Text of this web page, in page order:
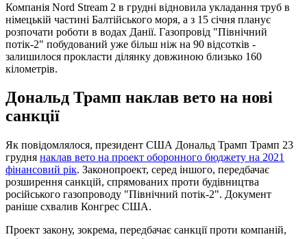
Компанія Nord Stream 2 в грудні відновила укладання труб в
німецькій частині Балтійського моря, а з 15 січня планує
розпочати роботи в водах Данії. Газопровід "Північний
потік-2" побудований уже більш ніж на 90 відсотків -
залишилося прокласти ділянку довжиною близько 160
кілометрів.
Дональд Трамп наклав вето на нові
санкції
Як повідомлялося, президент США Дональд Трамп Трамп 23
грудня наклав вето на проект оборонного бюджету на 2021
фінансовий рік. Законопроект, серед іншого, передбачає
розширення санкцій, спрямованих проти будівництва
російського газопроводу "Північний потік-2". Документ
раніше схвалив Конгрес США.
Проект закону, зокрема, передбачає санкції проти компаній,